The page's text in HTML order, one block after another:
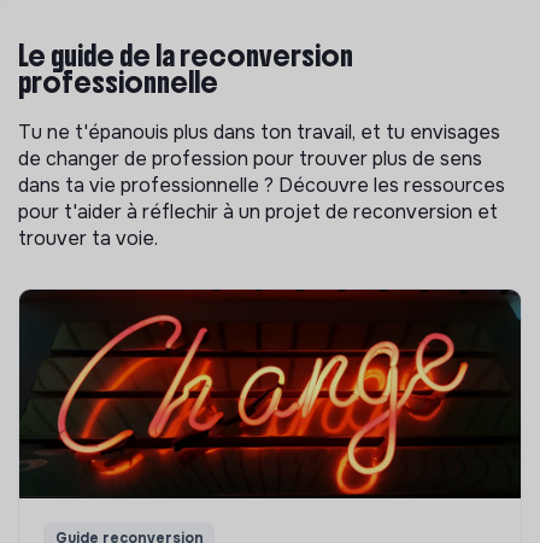
Le guide de la reconversion
professionnelle
Tu ne t'épanouis plus dans ton travail, et tu envisages
de changer de profession pour trouver plus de sens
dans ta vie professionnelle ? Découvre les ressources
pour t'aider à réflechir à un projet de reconversion et
trouver ta voie.
Guide reconversion